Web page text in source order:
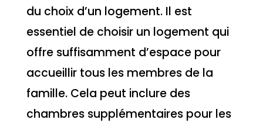
du choix d’un logement. Il est
essentiel de choisir un logement qui
offre suffisamment d’espace pour
accueillir tous les membres de la
famille. Cela peut inclure des
chambres supplémentaires pour les